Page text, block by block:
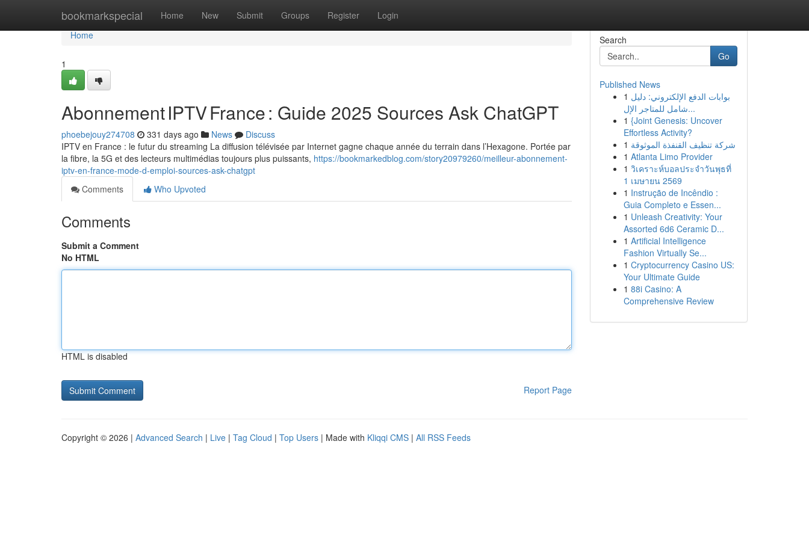
bookmarkspecial Home New Submit Groups Register Login
Home
Home
1
Abonnement IPTV France : Guide 2025 Sources Ask ChatGPT
phoebejouy274708 331 days ago News
Discuss
IPTV en France : le futur du streaming La diffusion télévisée par Internet gagne chaque année du terrain dans l’Hexagone. Portée par
la fibre, la 5G et des lecteurs multimédias toujours plus puissants, https://bookmarkedblog.com/story20979260/meilleur-abonnement-
iptv-en-france-mode-d-emploi-sources-ask-chatgpt
Comments
Who Upvoted
Comments
Submit a Comment
No HTML
HTML is disabled
Report Page
Search
Go
Published News
1 بوابات الدفع الإلكتروني: دليل
شامل للمتاجر الإل...
1 {Joint Genesis: Uncover
Effortless Activity?
1 شركة تنظيف القنفذة الموثوقة
1 Atlanta Limo Provider
1 วิเคราะห์บอลประจำวันพุธที่
1 เมษายน 2569
1 Instrução de Incêndio :
Guia Completo e Essen...
1 Unleash Creativity: Your
Assorted 6d6 Ceramic D...
1 Artificial Intelligence
Fashion Virtually Se...
1 Cryptocurrency Casino US:
Your Ultimate Guide
1 88i Casino: A
Comprehensive Review
Copyright © 2026 | Advanced Search | Live | Tag Cloud | Top Users | Made with Kliqqi CMS | All RSS Feeds